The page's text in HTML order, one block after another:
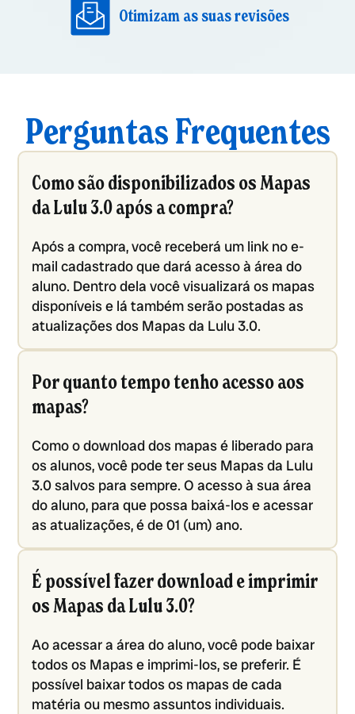
Otimizam as suas revisões
Perguntas Frequentes
Como são disponibilizados os Mapas
da Lulu 3.0 após a compra?
Após a compra, você receberá um link no e-
mail cadastrado que dará acesso à área do
aluno. Dentro dela você visualizará os mapas
disponíveis e lá também serão postadas as
atualizações dos Mapas da Lulu 3.0.
Por quanto tempo tenho acesso aos
mapas?
Como o download dos mapas é liberado para
os alunos, você pode ter seus Mapas da Lulu
3.0 salvos para sempre. O acesso à sua área
do aluno, para que possa baixá-los e acessar
as atualizações, é de 01 (um) ano.
É possível fazer download e imprimir
os Mapas da Lulu 3.0?
Ao acessar a área do aluno, você pode baixar
todos os Mapas e imprimi-los, se preferir. É
possível baixar todos os mapas de cada
matéria ou mesmo assuntos individuais.